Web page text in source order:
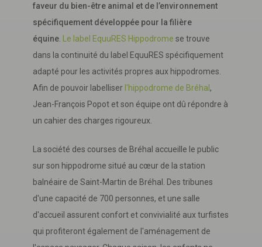
faveur du bien-être animal et de l’environnement
spécifiquement développée pour la filière
équine
Le label EquuRES Hippodrome se trouve
dans la continuité du label EquuRES spécifiquement
adapté pour les activités propres aux hippodromes.
Afin de pouvoir labelliser l'hippodrome de Bréhal ,
Jean-François Popot et son équipe ont dû répondre à
un cahier des charges rigoureux.
La société des courses de Bréhal accueille le public
sur son hippodrome situé au cœur de la station
balnéaire de Saint-Martin de Bréhal. Des tribunes
d'une capacité de 700 personnes, et une salle
d'accueil assurent confort et convivialité aux turfistes
qui profiteront également de l'aménagement de